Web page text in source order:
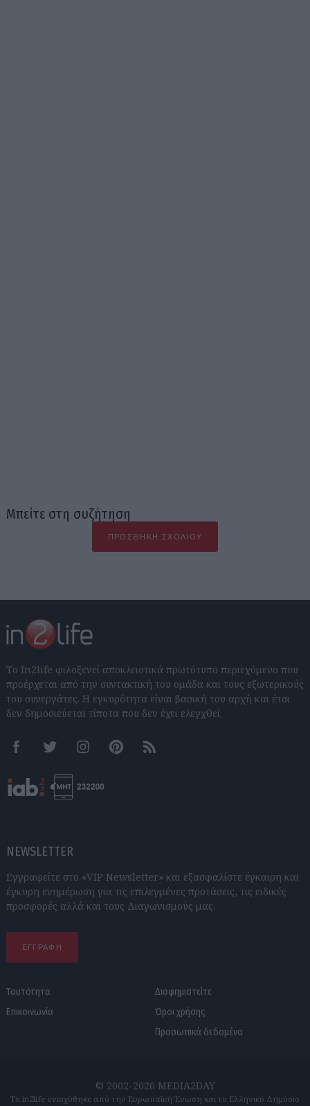
Μπείτε στη συζήτηση
ΠΡΟΣΘΉΚΗ ΣΧΟΛΊΟΥ
Το In2life φιλοξενεί αποκλειστικά πρωτότυπο περιεχόμενο που
προέρχεται από την συντακτική του ομάδα και τους εξωτερικούς
του συνεργάτες. Η εγκυρότητα είναι βασική του αρχή και έτσι
δεν δημοσιεύεται τίποτα που δεν έχει ελεγχθεί.
FacebookTwitter InstagramPinterestRSS feeds
NEWSLETTER
Εγγραφείτε στο «VIP Newsletter» και εξασφαλίστε έγκαιρη και
έγκυρη ενημέρωση για τις επιλεγμένες προτάσεις, τις ειδικές
προσφορές αλλά και τους Διαγωνισμούς μας.
ΕΓΓΡΑΦΗ
Ταυτότητα
Επικοινωνία
Διαφημιστείτε
Όροι χρήσης
Προσωπικά δεδομένα
© 2002-2026 MEDIA2DAY
Το in2life ενισχύθηκε από την Ευρωπαϊκή Ένωση και το Ελληνικό Δημόσιο